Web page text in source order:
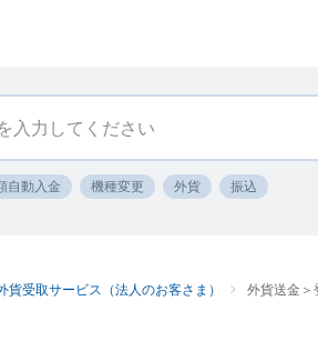
自動入金 機種変更 外貨 振込
貨受取サービス（法人のお客さま） 外貨送金＞